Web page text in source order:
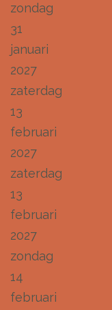
zondag
31
januari
2027
zaterdag
13
februari
2027
zaterdag
13
februari
2027
zondag
14
februari